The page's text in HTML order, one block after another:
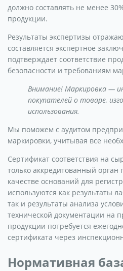
должно составлять не менее
продукции.
Результаты экспертизы
составляется экспертное
подтверждает соответствие
безопасности и требованиям
Внимание! Маркировка —
покупателей о товаре,
использования.
Мы поможем с аудитом
маркировки, учитывая все
Сертификат соответствия на
только аккредитованный
качестве оснований для
используются как результаты
так и результаты анализа
технической документации на
продукции потребуется
сертификата через
Нормативная